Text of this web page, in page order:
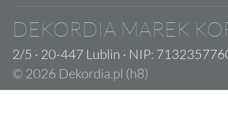
DEKORDIA MAREK
2/5 · 20-447 Lublin · NIP:
© 2026 Dekordia.pl (h8)